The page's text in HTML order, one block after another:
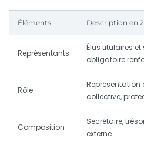
Éléments Description en
Représentants
Élus titulaires
obligatoire
Rôle
collective,
Composition
Secrétaire,
externe